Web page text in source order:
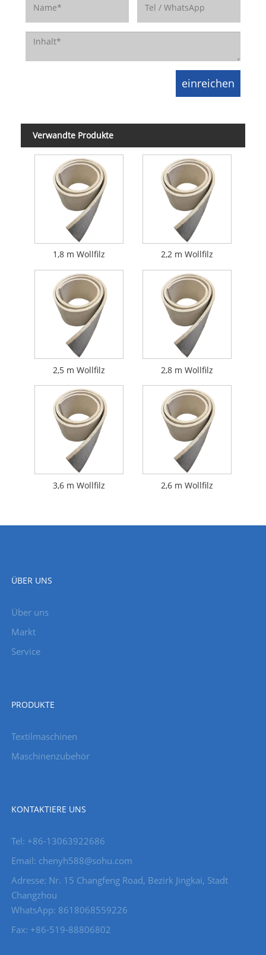
Verwandte Produkte
1,8 m Wollfilz 2,2 m Wollfilz
2,5 m Wollfilz 2,8 m Wollfilz
3,6 m Wollfilz 2,6 m Wollfilz
ÜBER UNS
Über uns
Markt
Service
PRODUKTE
Textilmaschinen
Maschinenzubehör
KONTAKTIERE UNS
Tel: +86-13063922686
Email: chenyh588@sohu.com
Adresse: Nr. 15 Changfeng Road, Bezirk Jingkai, Stadt
Changzhou
WhatsApp: 8618068559226
Fax: +86-519-88806802